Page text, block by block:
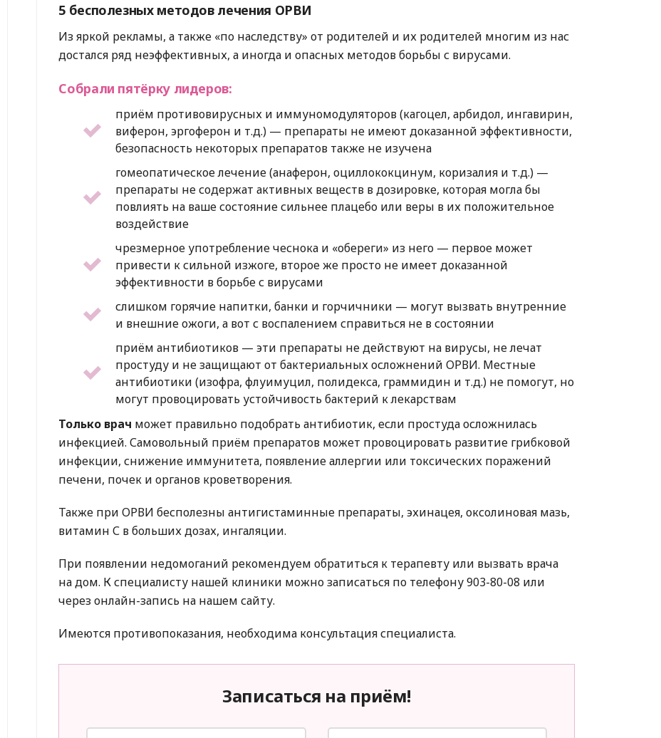
5 бесполезных методов лечения ОРВИ
Из яркой рекламы, а также «по наследству» от родителей и их родителей многим из нас
достался ряд неэффективных, а иногда и опасных методов борьбы с вирусами.
Собрали пятёрку лидеров:
приём противовирусных и иммуномодуляторов (кагоцел, арбидол, ингавирин,
виферон, эргоферон и т.д.) — препараты не имеют доказанной эффективности,
безопасность некоторых препаратов также не изучена
гомеопатическое лечение (анаферон, оциллококцинум, коризалия и т.д.) —
препараты не содержат активных веществ в дозировке, которая могла бы
повлиять на ваше состояние сильнее плацебо или веры в их положительное
воздействие
чрезмерное употребление чеснока и «обереги» из него — первое может
привести к сильной изжоге, второе же просто не имеет доказанной
эффективности в борьбе с вирусами
слишком горячие напитки, банки и горчичники — могут вызвать внутренние
и внешние ожоги, а вот с воспалением справиться не в состоянии
приём антибиотиков — эти препараты не действуют на вирусы, не лечат
простуду и не защищают от бактериальных осложнений ОРВИ. Местные
антибиотики (изофра, флуимуцил, полидекса, граммидин и т.д.) не помогут, но
могут провоцировать устойчивость бактерий к лекарствам
Только врач может правильно подобрать антибиотик, если простуда осложнилась
инфекцией. Самовольный приём препаратов может провоцировать развитие грибковой
инфекции, снижение иммунитета, появление аллергии или токсических поражений
печени, почек и органов кроветворения.
Также при ОРВИ бесполезны антигистаминные препараты, эхинацея, оксолиновая мазь,
витамин С в больших дозах, ингаляции.
При появлении недомоганий рекомендуем обратиться к терапевту или вызвать врача
на дом. К специалисту нашей клиники можно записаться по телефону 903-80-08 или
через онлайн-запись на нашем сайту.
Имеются противопоказания, необходима консультация специалиста.
Записаться на приём!